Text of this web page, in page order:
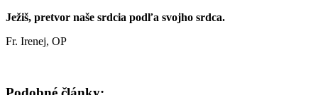
Ježiš, pretvor naše srdcia podľa svojho srdca.
Fr. Irenej, OP